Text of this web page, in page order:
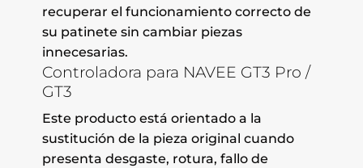
recuperar el funcionamiento correcto de
su patinete sin cambiar piezas
innecesarias.
Controladora para NAVEE GT3 Pro /
GT3
Este producto está orientado a la
sustitución de la pieza original cuando
presenta desgaste, rotura, fallo de